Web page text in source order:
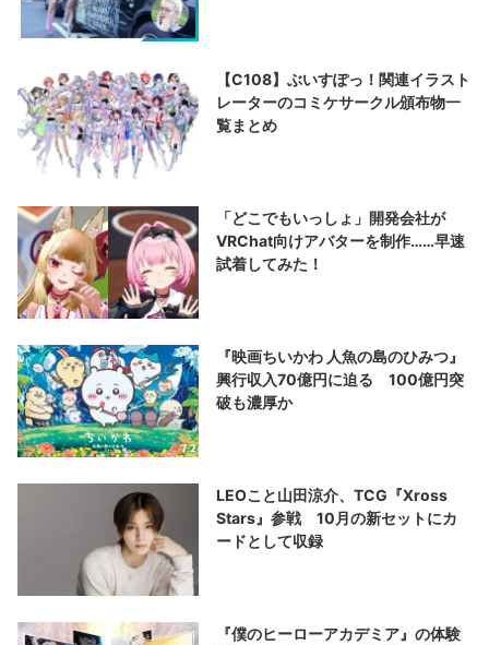
【C108】ぶいすぽっ！関連イラスト
レーターのコミケサークル頒布物一
覧まとめ
「どこでもいっしょ」開発会社が
VRChat向けアバターを制作……早速
試着してみた！
『映画ちいかわ 人魚の島のひみつ』
興行収入70億円に迫る 100億円突
破も濃厚か
LEOこと山田涼介、TCG『Xross
Stars』参戦 10月の新セットにカ
ードとして収録
『僕のヒーローアカデミア』の体験